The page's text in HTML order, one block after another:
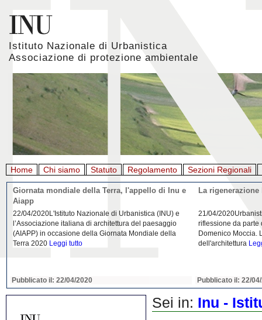
Istituto Nazionale di Urbanistica
Associazione di protezione ambientale
Home Chi siamo Statuto Regolamento Sezioni Regionali
Giornata mondiale della Terra, l'appello di Inu e
Aiapp
22/04/2020L'Istituto Nazionale di Urbanistica (INU) e
l’Associazione italiana di architettura del paesaggio
(AIAPP) in occasione della Giornata Mondiale della
Terra 2020 Leggi tutto
Pubblicato il: 22/04/2020
La
21/04/
riflessione da parte
Domenico Moccia.
dell'architettura
Pubblicato il: 22/
Sei in: Inu -